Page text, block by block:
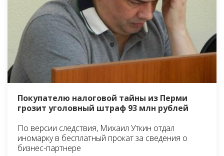
Покупателю налоговой тайны из Перми
грозит уголовный штраф 93 млн рублей
По версии следствия, Михаил Уткин отдал
иномарку в бесплатный прокат за сведения о
бизнес-партнере